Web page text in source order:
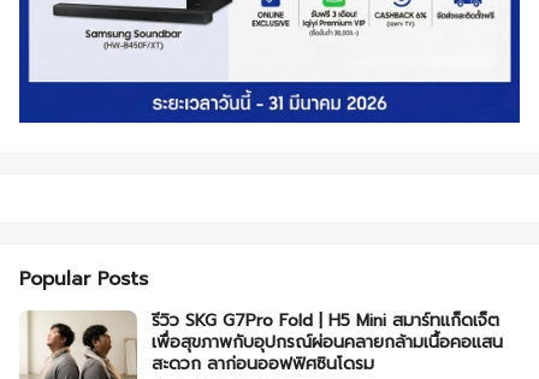
Popular Posts
รีวิว SKG G7Pro Fold | H5 Mini สมาร์ทแก็ดเจ็ต
เพื่อสุขภาพกับอุปกรณ์ผ่อนคลายกล้ามเนื้อคอแสน
สะดวก ลาก่อนออฟฟิศซินโดรม